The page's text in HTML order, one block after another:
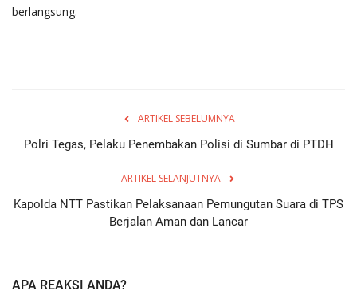
berlangsung.
ARTIKEL SEBELUMNYA
Polri Tegas, Pelaku Penembakan Polisi di Sumbar di PTDH
ARTIKEL SELANJUTNYA
Kapolda NTT Pastikan Pelaksanaan Pemungutan Suara di TPS
Berjalan Aman dan Lancar
APA REAKSI ANDA?